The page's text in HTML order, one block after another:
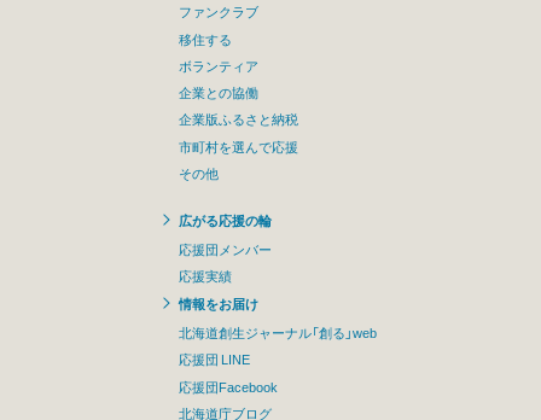
ファンクラブ
移住する
ボランティア
企業との協働
企業版ふるさと納税
市町村を選んで応援
その他
広がる応援の輪
応援団メンバー
応援実績
情報をお届け
北海道創生ジャーナル「創る」web
応援団 LINE
応援団Facebook
北海道庁ブログ